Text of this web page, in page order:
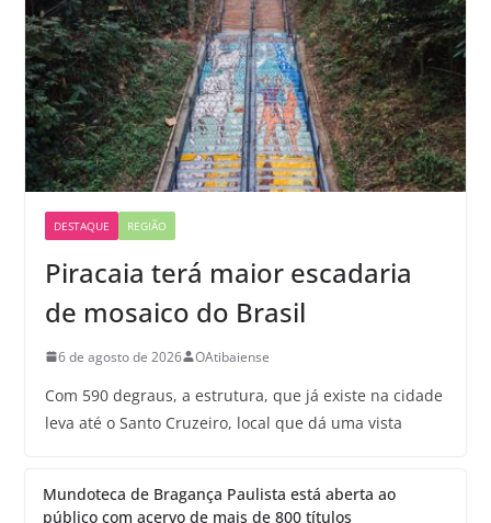
DESTAQUE REGIÃO
Piracaia terá maior escadaria
de mosaico do Brasil
6 de agosto de 2026 OAtibaiense
Com 590 degraus, a estrutura, que já existe na cidade
leva até o Santo Cruzeiro, local que dá uma vista
Mundoteca de Bragança Paulista está aberta ao
público com acervo de mais de 800 títulos